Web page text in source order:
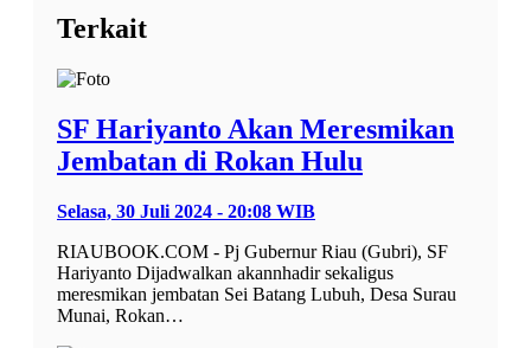
Terkait
SF Hariyanto Akan Meresmikan
Jembatan di Rokan Hulu
Selasa, 30 Juli 2024 - 20:08 WIB
RIAUBOOK.COM - Pj Gubernur Riau (Gubri), SF
Hariyanto Dijadwalkan akannhadir sekaligus
meresmikan jembatan Sei Batang Lubuh, Desa Surau
Munai, Rokan…